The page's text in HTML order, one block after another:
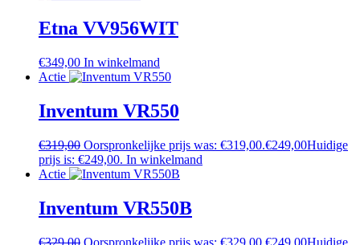
Etna VV956WIT
€349,00 In winkelmand
Actie
Inventum VR550
€319,00 Oorspronkelijke prijs was: €319,00.€249,00Huidige
prijs is: €249,00. In winkelmand
Actie
Inventum VR550B
€329,00 Oorspronkelijke prijs was: €329,00. €249,00Huidige